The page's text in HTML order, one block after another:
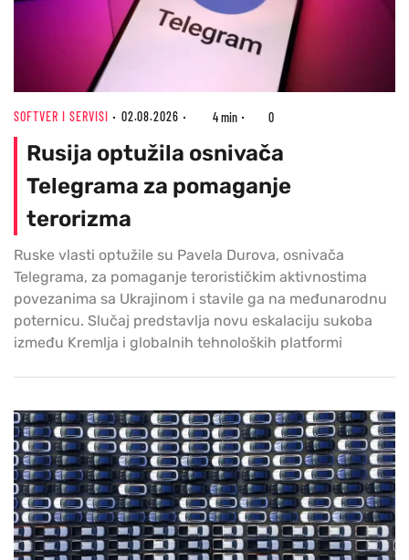
SOFTVER I SERVISI 02.08.2026 4 min 0
Rusija optužila osnivača
Telegrama za pomaganje
terorizma
Ruske vlasti optužile su Pavela Durova, osnivača
Telegrama, za pomaganje terorističkim aktivnostima
povezanima sa Ukrajinom i stavile ga na međunarodnu
poternicu. Slučaj predstavlja novu eskalaciju sukoba
između Kremlja i globalnih tehnoloških platformi